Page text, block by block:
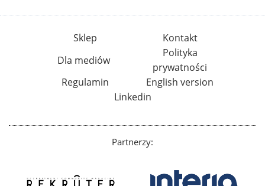
Sklep
Kontakt
Dla mediów
Polityka
prywatności
Regulamin
English version
Linkedin
Partnerzy: